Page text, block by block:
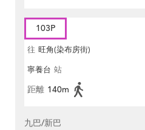
103P
往 旺角(染布房街)
寧養台 站
距離 140m
九巴/新巴